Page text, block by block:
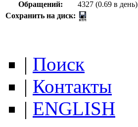
Обращений:
4327 (0.69 в день)
Сохранить на диск:
| Поиск
| Контакты
| ENGLISH